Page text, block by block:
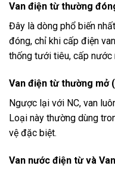
Van điện từ thường
Đây là dòng phổ biến
đóng, chỉ khi cấp điện
thống tưới tiêu, cấp nước
Van điện từ thường mở
Ngược lại với NC, van
Loại này thường dùng
vệ đặc biệt.
Van nước điện từ và